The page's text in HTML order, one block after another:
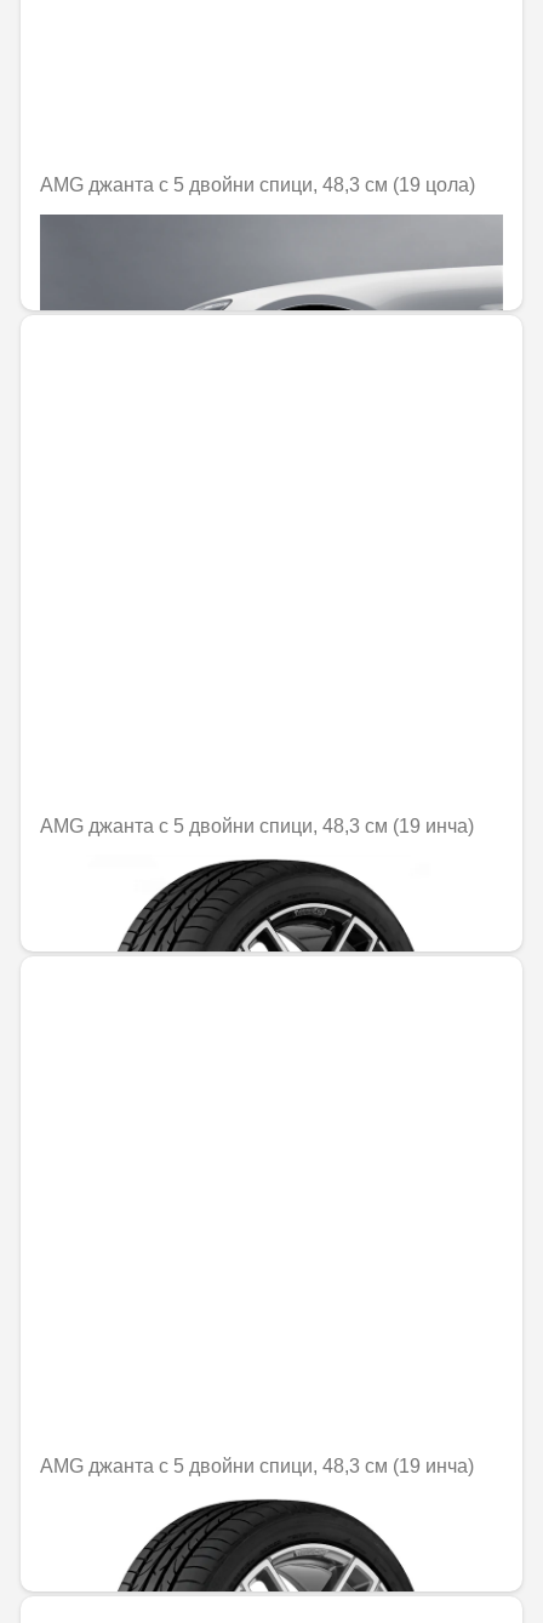
AMG джанта с 5 двойни спици, 48,3 см (19 цола)
AMG джанта с 5 двойни спици, 48,3 см (19 инча)
Не е налично онлайн
1379,50 € / 2698,06 лв.
AMG джанта с 5 двойни спици, 48,3 см (19 инча)
Не е налично онлайн
1379,50 € / 2698,06 лв.